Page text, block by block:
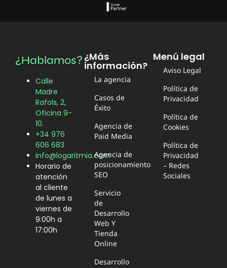
¿Hablamos?
Calle
Madre
Rafols, 2,
Oficina 9-
10.
+34 976
606 683
info@logaritmia.com
Horario de
atención
al cliente
de lunes a
viernes de
9:00h a
17:00h
¿Más
información?
La agencia
Casos de
Éxito
Agencia de
Paid Media
Agencia de
posicionamiento
SEO
Servicio
de
Desarrollo
Web Y
Tienda
Online
Desarrollo
Menú legal
Aviso Legal
Política de
Privacidad
Política de
Cookies
Política de
Privacidad
– Redes
Sociales